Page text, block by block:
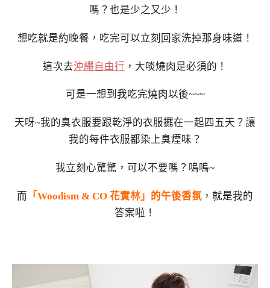
嗎？也是少之又少！
想吃就是約晚餐，吃完可以立刻回家洗掉那身味道！
這次去沖繩自由行 ，大啖燒肉是必須的！
可是一想到我吃完燒肉以後~~~
天呀~我的臭衣服要跟乾淨的衣服擺在一起四五天？讓
我的每件衣服都染上臭煙味？
我立刻心驚驚，可以不要嗎？嗚嗚~
而 「Woodism & CO 花實林」的午後香氛 ，就是我的
答案啦！